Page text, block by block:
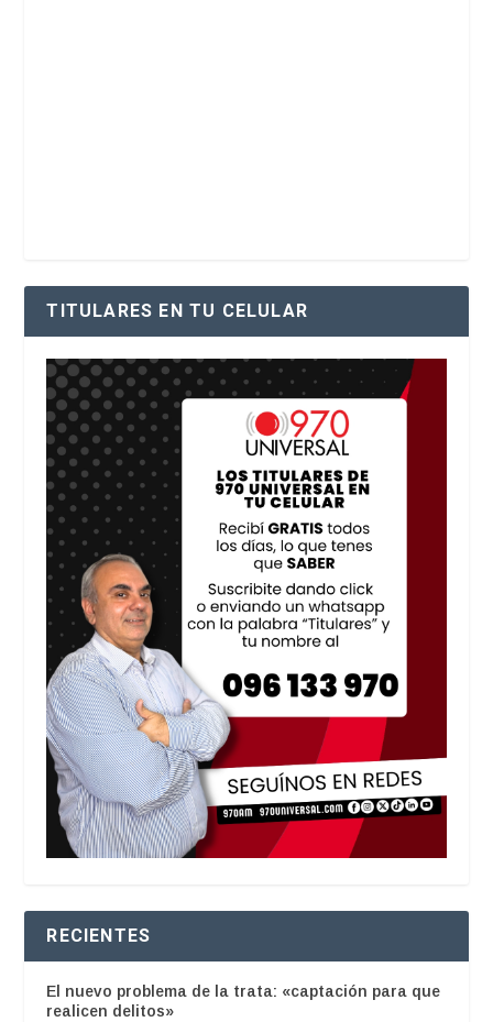
TITULARES EN TU CELULAR
RECIENTES
El nuevo problema de la trata: «captación para que
realicen delitos»